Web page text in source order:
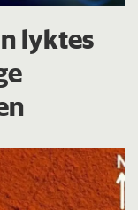
lyktes